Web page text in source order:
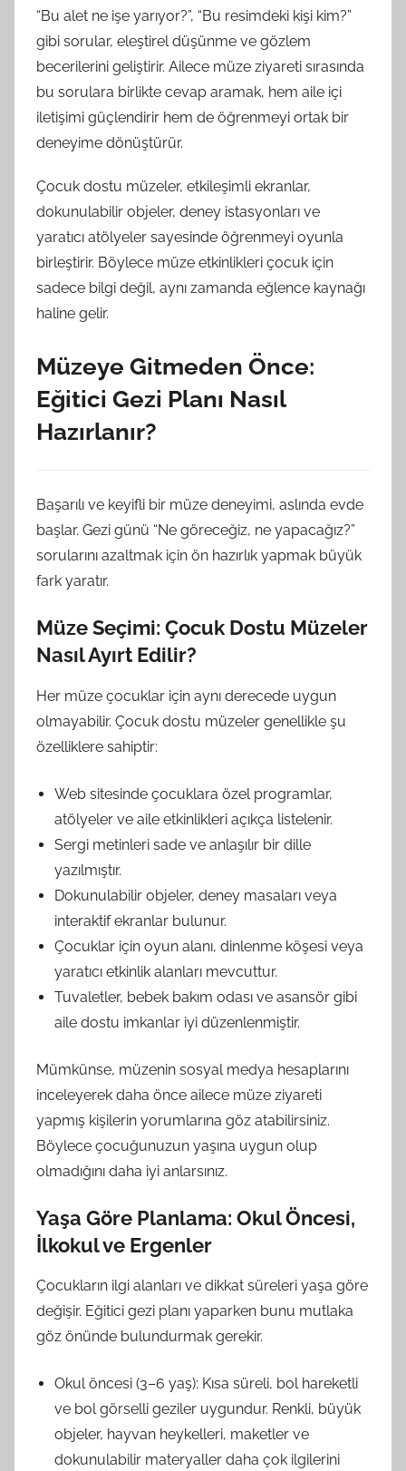
“Bu alet ne işe yarıyor?”, “Bu resimdeki kişi kim?”
gibi sorular, eleştirel düşünme ve gözlem
becerilerini geliştirir. Ailece müze ziyareti sırasında
bu sorulara birlikte cevap aramak, hem aile içi
iletişimi güçlendirir hem de öğrenmeyi ortak bir
deneyime dönüştürür.
Çocuk dostu müzeler, etkileşimli ekranlar,
dokunulabilir objeler, deney istasyonları ve
yaratıcı atölyeler sayesinde öğrenmeyi oyunla
birleştirir. Böylece müze etkinlikleri çocuk için
sadece bilgi değil, aynı zamanda eğlence kaynağı
haline gelir.
Müzeye Gitmeden Önce:
Eğitici Gezi Planı Nasıl
Hazırlanır?
Başarılı ve keyifli bir müze deneyimi, aslında evde
başlar. Gezi günü “Ne göreceğiz, ne yapacağız?”
sorularını azaltmak için ön hazırlık yapmak büyük
fark yaratır.
Müze Seçimi: Çocuk Dostu Müzeler
Nasıl Ayırt Edilir?
Her müze çocuklar için aynı derecede uygun
olmayabilir. Çocuk dostu müzeler genellikle şu
özelliklere sahiptir:
Web sitesinde çocuklara özel programlar,
atölyeler ve aile etkinlikleri açıkça listelenir.
Sergi metinleri sade ve anlaşılır bir dille
yazılmıştır.
Dokunulabilir objeler, deney masaları veya
interaktif ekranlar bulunur.
Çocuklar için oyun alanı, dinlenme köşesi veya
yaratıcı etkinlik alanları mevcuttur.
Tuvaletler, bebek bakım odası ve asansör gibi
aile dostu imkanlar iyi düzenlenmiştir.
Mümkünse, müzenin sosyal medya hesaplarını
inceleyerek daha önce ailece müze ziyareti
yapmış kişilerin yorumlarına göz atabilirsiniz.
Böylece çocuğunuzun yaşına uygun olup
olmadığını daha iyi anlarsınız.
Yaşa Göre Planlama: Okul Öncesi,
İlkokul ve Ergenler
Çocukların ilgi alanları ve dikkat süreleri yaşa göre
değişir. Eğitici gezi planı yaparken bunu mutlaka
göz önünde bulundurmak gerekir.
Okul öncesi (3–6 yaş): Kısa süreli, bol hareketli
ve bol görselli geziler uygundur. Renkli, büyük
objeler, hayvan heykelleri, maketler ve
dokunulabilir materyaller daha çok ilgilerini